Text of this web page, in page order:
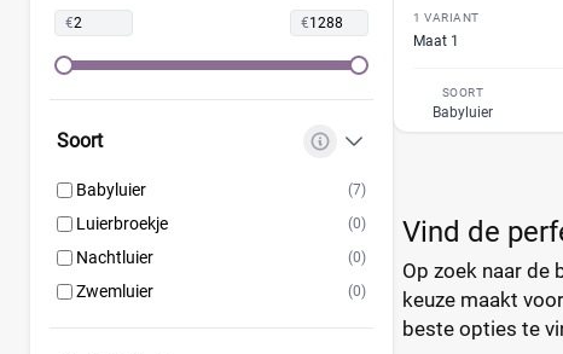
Lupilu
Magics (1)
Mamia (0)
Muumi (1)
Pura (1)
Rascal + Friends (1)
SweetCare (1)
Teddy Care (0)
€ €
Soort
Babyluier (7)
Luierbroekje (0)
Nachtluier (0)
Zwemluier (0)
1 VARIANT
Maat 1
SOORT
Babyluier
Vind de
Op zoek naar de
keuze maakt
beste opties te